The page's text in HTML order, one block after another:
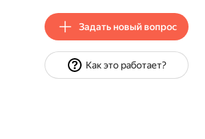
Задать новый вопрос
Как это работает?